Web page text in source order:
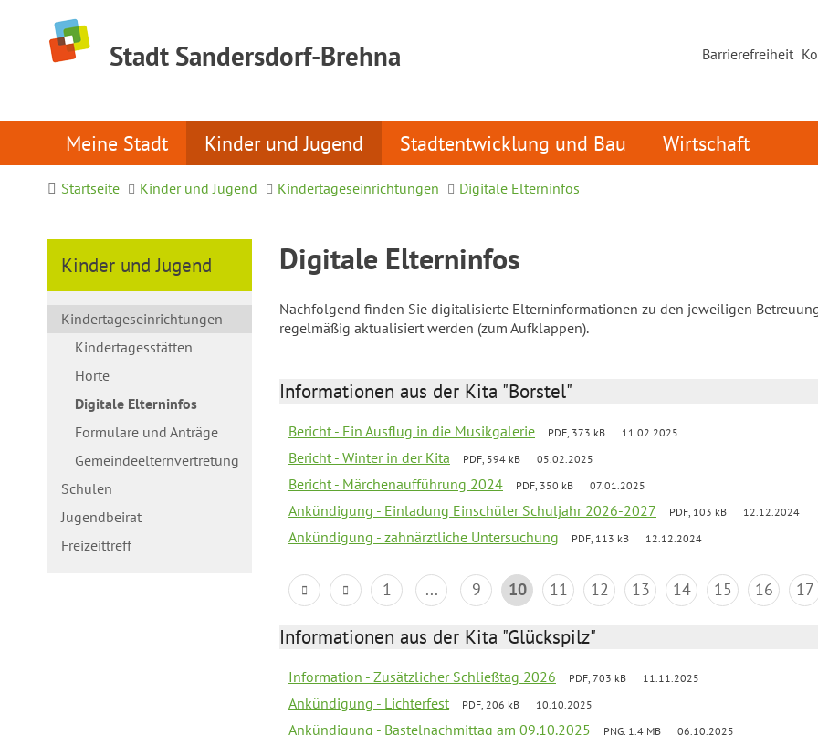
Stadt Sandersdorf-Brehna Barrierefreiheit
Meine Stadt Kinder und Jugend Stadtentwicklung und Bau Wirtschaft
Startseite Kinder und Jugend Kindertageseinrichtungen Digitale Elterninfos
Kinder und Jugend
Kindertageseinrichtungen
Kindertagesstätten
Horte
Digitale Elterninfos
Formulare und Anträge
Gemeindeelternvertretung
Schulen
Jugendbeirat
Freizeittreff
Digitale Elterninfos
Nachfolgend finden Sie digitalisierte Elterninformationen zu den jeweiligen
regelmäßig aktualisiert werden (zum Aufklappen).
Informationen aus der Kita "Borstel"
Bericht - Ein Ausflug in die Musikgalerie PDF, 373 kB 11.02.2025
Bericht - Winter in der Kita PDF, 594 kB 05.02.2025
Bericht - Märchenaufführung 2024 PDF, 350 kB 07.01.2025
Ankündigung - Einladung Einschüler Schuljahr 2026-2027 PDF, 103 kB 12.12.2024
Ankündigung - zahnärztliche Untersuchung PDF, 113 kB 12.12.2024
1 ... 9 10 11 12 13 14 15 16 17
Informationen aus der Kita "Glückspilz"
Information - Zusätzlicher Schließtag 2026 PDF, 703 kB 11.11.2025
Ankündigung - Lichterfest PDF, 206 kB 10.10.2025
Ankündigung - Bastelnachmittag am 09.10.2025 PNG, 1.4 MB 06.10.2025